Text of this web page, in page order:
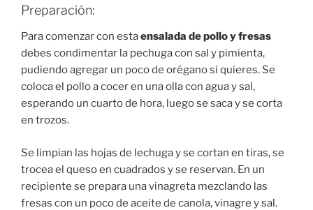
Preparación:
Para comenzar con estaensalada de pollo y fresas
debes condimentar la pechuga con sal y pimienta,
pudiendo agregar un poco de orégano si quieres. Se
coloca el pollo a cocer en una olla con agua y sal,
esperando un cuarto de hora, luego se saca y se corta
en trozos.
Se limpian las hojas de lechuga y se cortan en tiras, se
trocea el queso en cuadrados y se reservan. En un
recipiente se prepara una vinagreta mezclando las
fresas con un poco de aceite de canola, vinagre y sal.